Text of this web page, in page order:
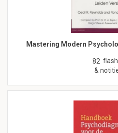
Mastering Modern
82
&